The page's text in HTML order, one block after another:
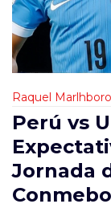
Raquel Marlhboro
Perú vs
Jornada